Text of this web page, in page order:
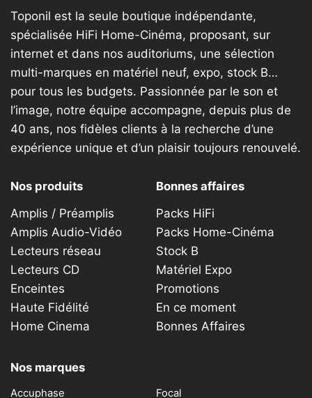
Toponil est la seule boutique indépendante,
spécialisée HiFi Home-Cinéma, proposant, sur
internet et dans nos auditoriums, une sélection
multi-marques en matériel neuf, expo, stock B…
pour tous les budgets. Passionnée par le son et
l’image, notre équipe accompagne, depuis plus de
40 ans, nos fidèles clients à la recherche d’une
expérience unique et d’un plaisir toujours renouvelé.
Nos produits
Amplis / Préamplis
Amplis Audio-Vidéo
Lecteurs réseau
Lecteurs CD
Enceintes
Haute Fidélité
Home Cinema
Bonnes affaires
Packs HiFi
Packs Home-Cinéma
Stock B
Matériel Expo
Promotions
En ce moment
Bonnes Affaires
Nos marques
Accuphase
Focal